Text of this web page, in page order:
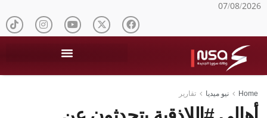
07/08/2026
Home نيو ميديا تقارير